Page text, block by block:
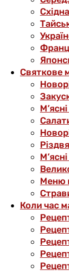
Східна
Святкове
Меню
Коли час